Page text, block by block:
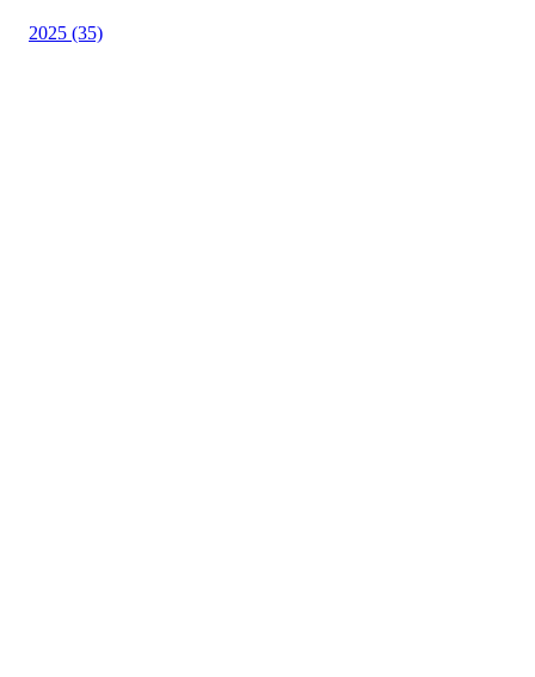
2025 (35)